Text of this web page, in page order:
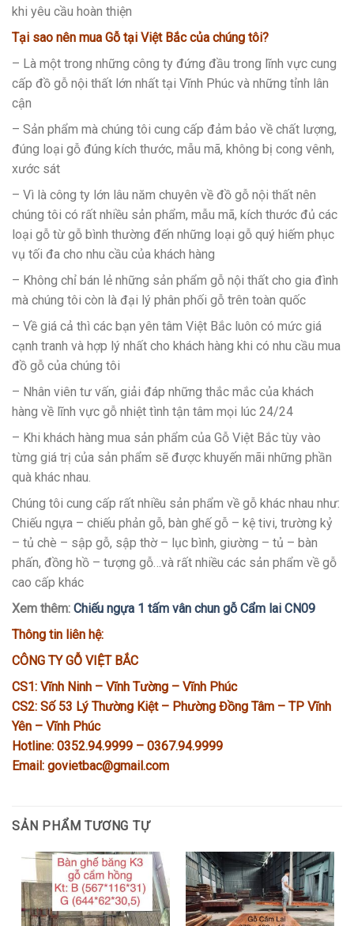
khi yêu cầu hoàn thiện
Tại sao nên mua Gỗ tại Việt Bắc của chúng tôi?
– Là một trong những công ty đứng đầu trong lĩnh vực cung
cấp đồ gỗ nội thất lớn nhất tại Vĩnh Phúc và những tỉnh lân
cận
– Sản phẩm mà chúng tôi cung cấp đảm bảo về chất lượng,
đúng loại gỗ đúng kích thước, mẫu mã, không bị cong vênh,
xước sát
– Vì là công ty lớn lâu năm chuyên về đồ gỗ nội thất nên
chúng tôi có rất nhiều sản phẩm, mẫu mã, kích thước đủ các
loại gỗ từ gỗ bình thường đến những loại gỗ quý hiếm phục
vụ tối đa cho nhu cầu của khách hàng
– Không chỉ bán lẻ những sản phẩm gỗ nội thất cho gia đình
mà chúng tôi còn là đại lý phân phối gỗ trên toàn quốc
– Về giá cả thì các bạn yên tâm Việt Bắc luôn có mức giá
cạnh tranh và hợp lý nhất cho khách hàng khi có nhu cầu mua
đồ gỗ của chúng tôi
– Nhân viên tư vấn, giải đáp những thắc mắc của khách
hàng về lĩnh vực gỗ nhiệt tình tận tâm mọi lúc 24/24
– Khi khách hàng mua sản phẩm của Gỗ Việt Bắc tùy vào
từng giá trị của sản phẩm sẽ được khuyến mãi những phần
quà khác nhau.
Chúng tôi cung cấp rất nhiều sản phẩm về gỗ khác nhau như:
Chiếu ngựa – chiếu phản gỗ, bàn ghế gỗ – kệ tivi, trường kỷ
– tủ chè – sập gỗ, sập thờ – lục bình, giường – tủ – bàn
phấn, đồng hồ – tượng gỗ…và rất nhiều các sản phẩm về gỗ
cao cấp khác
Xem thêm: Chiếu ngựa 1 tấm vân chun gỗ Cẩm lai CN09
Thông tin liên hệ:
CÔNG TY GỖ VIỆT BẮC
CS1: Vĩnh Ninh – Vĩnh Tường – Vĩnh Phúc
CS2: Số 53 Lý Thường Kiệt – Phường Đồng Tâm – TP Vĩnh
Yên – Vĩnh Phúc
Hotline: 0352.94.9999 – 0367.94.9999
Email: govietbac@gmail.com
SẢN PHẨM TƯƠNG TỰ